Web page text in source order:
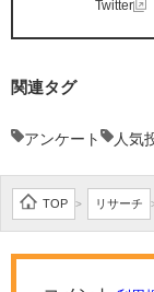
Twitter
関連タグ
アンケート 人気
TOP > リサーチ